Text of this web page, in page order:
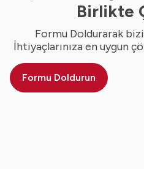
Birlikte
Formu Doldurarak
İhtiyaçlarınıza en uygun
Formu Doldurun